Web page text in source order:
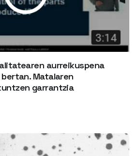
aurreikuspena
Matalaren
garrantzia